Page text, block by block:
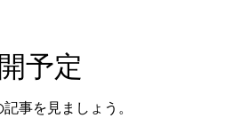
予定
事を見ましょう。